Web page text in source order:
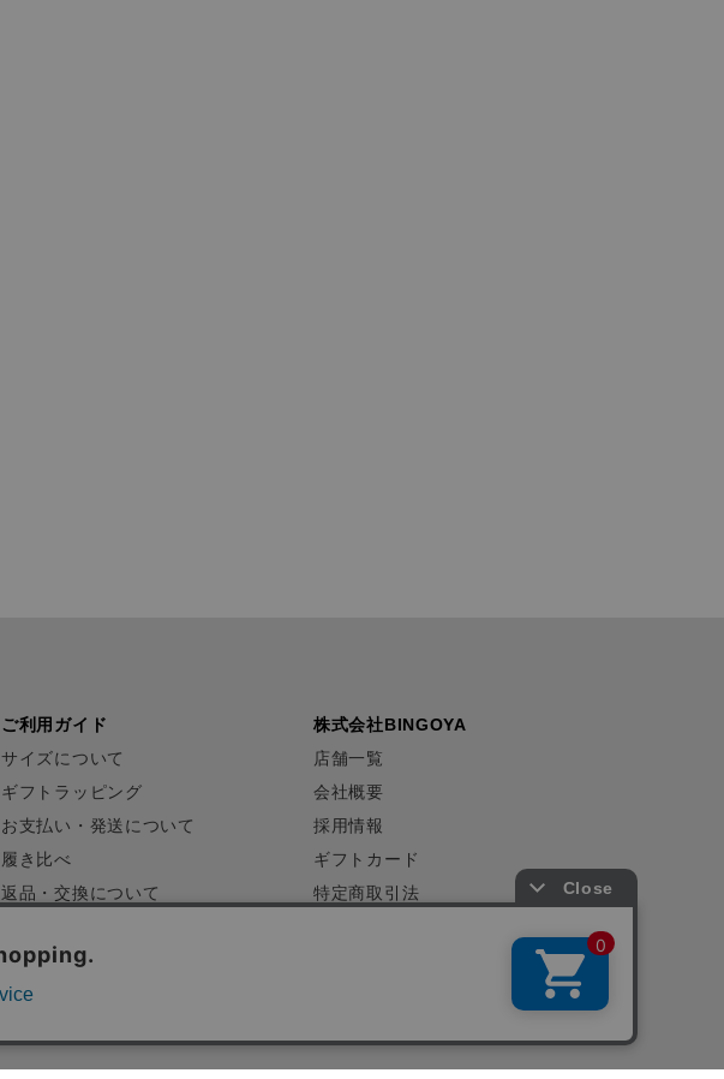
ご利用ガイド
サイズについて
ギフトラッピング
お支払い・発送について
履き比べ
返品・交換について
お問い合わせ
株式会社BINGOYA
店舗一覧
会社概要
採用情報
ギフトカード
特定商取引法